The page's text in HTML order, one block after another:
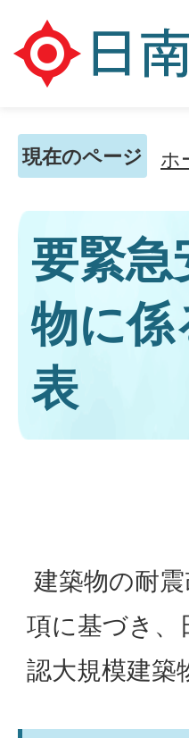
現在のページ ホ
要緊急
物に係
表
建築物の耐
項に基づき、
認大規模建築